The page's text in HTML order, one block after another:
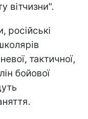
вітчизни".
російські
тактичної,
бойової